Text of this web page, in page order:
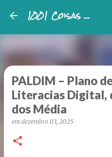
Avançar para o
1001 Coisas ...
PALDIM – Plano
Literacias Digital,
dos Média
em dezembro 03, 2025